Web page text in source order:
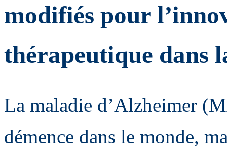
modifiés pour
thérapeutique dans
La maladie d’Alzheimer
démence dans le monde,